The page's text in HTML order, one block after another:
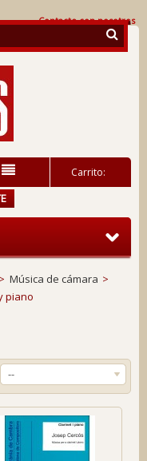
Contacte con nosotros
Carrito:
> Música de cámara >
piano
--